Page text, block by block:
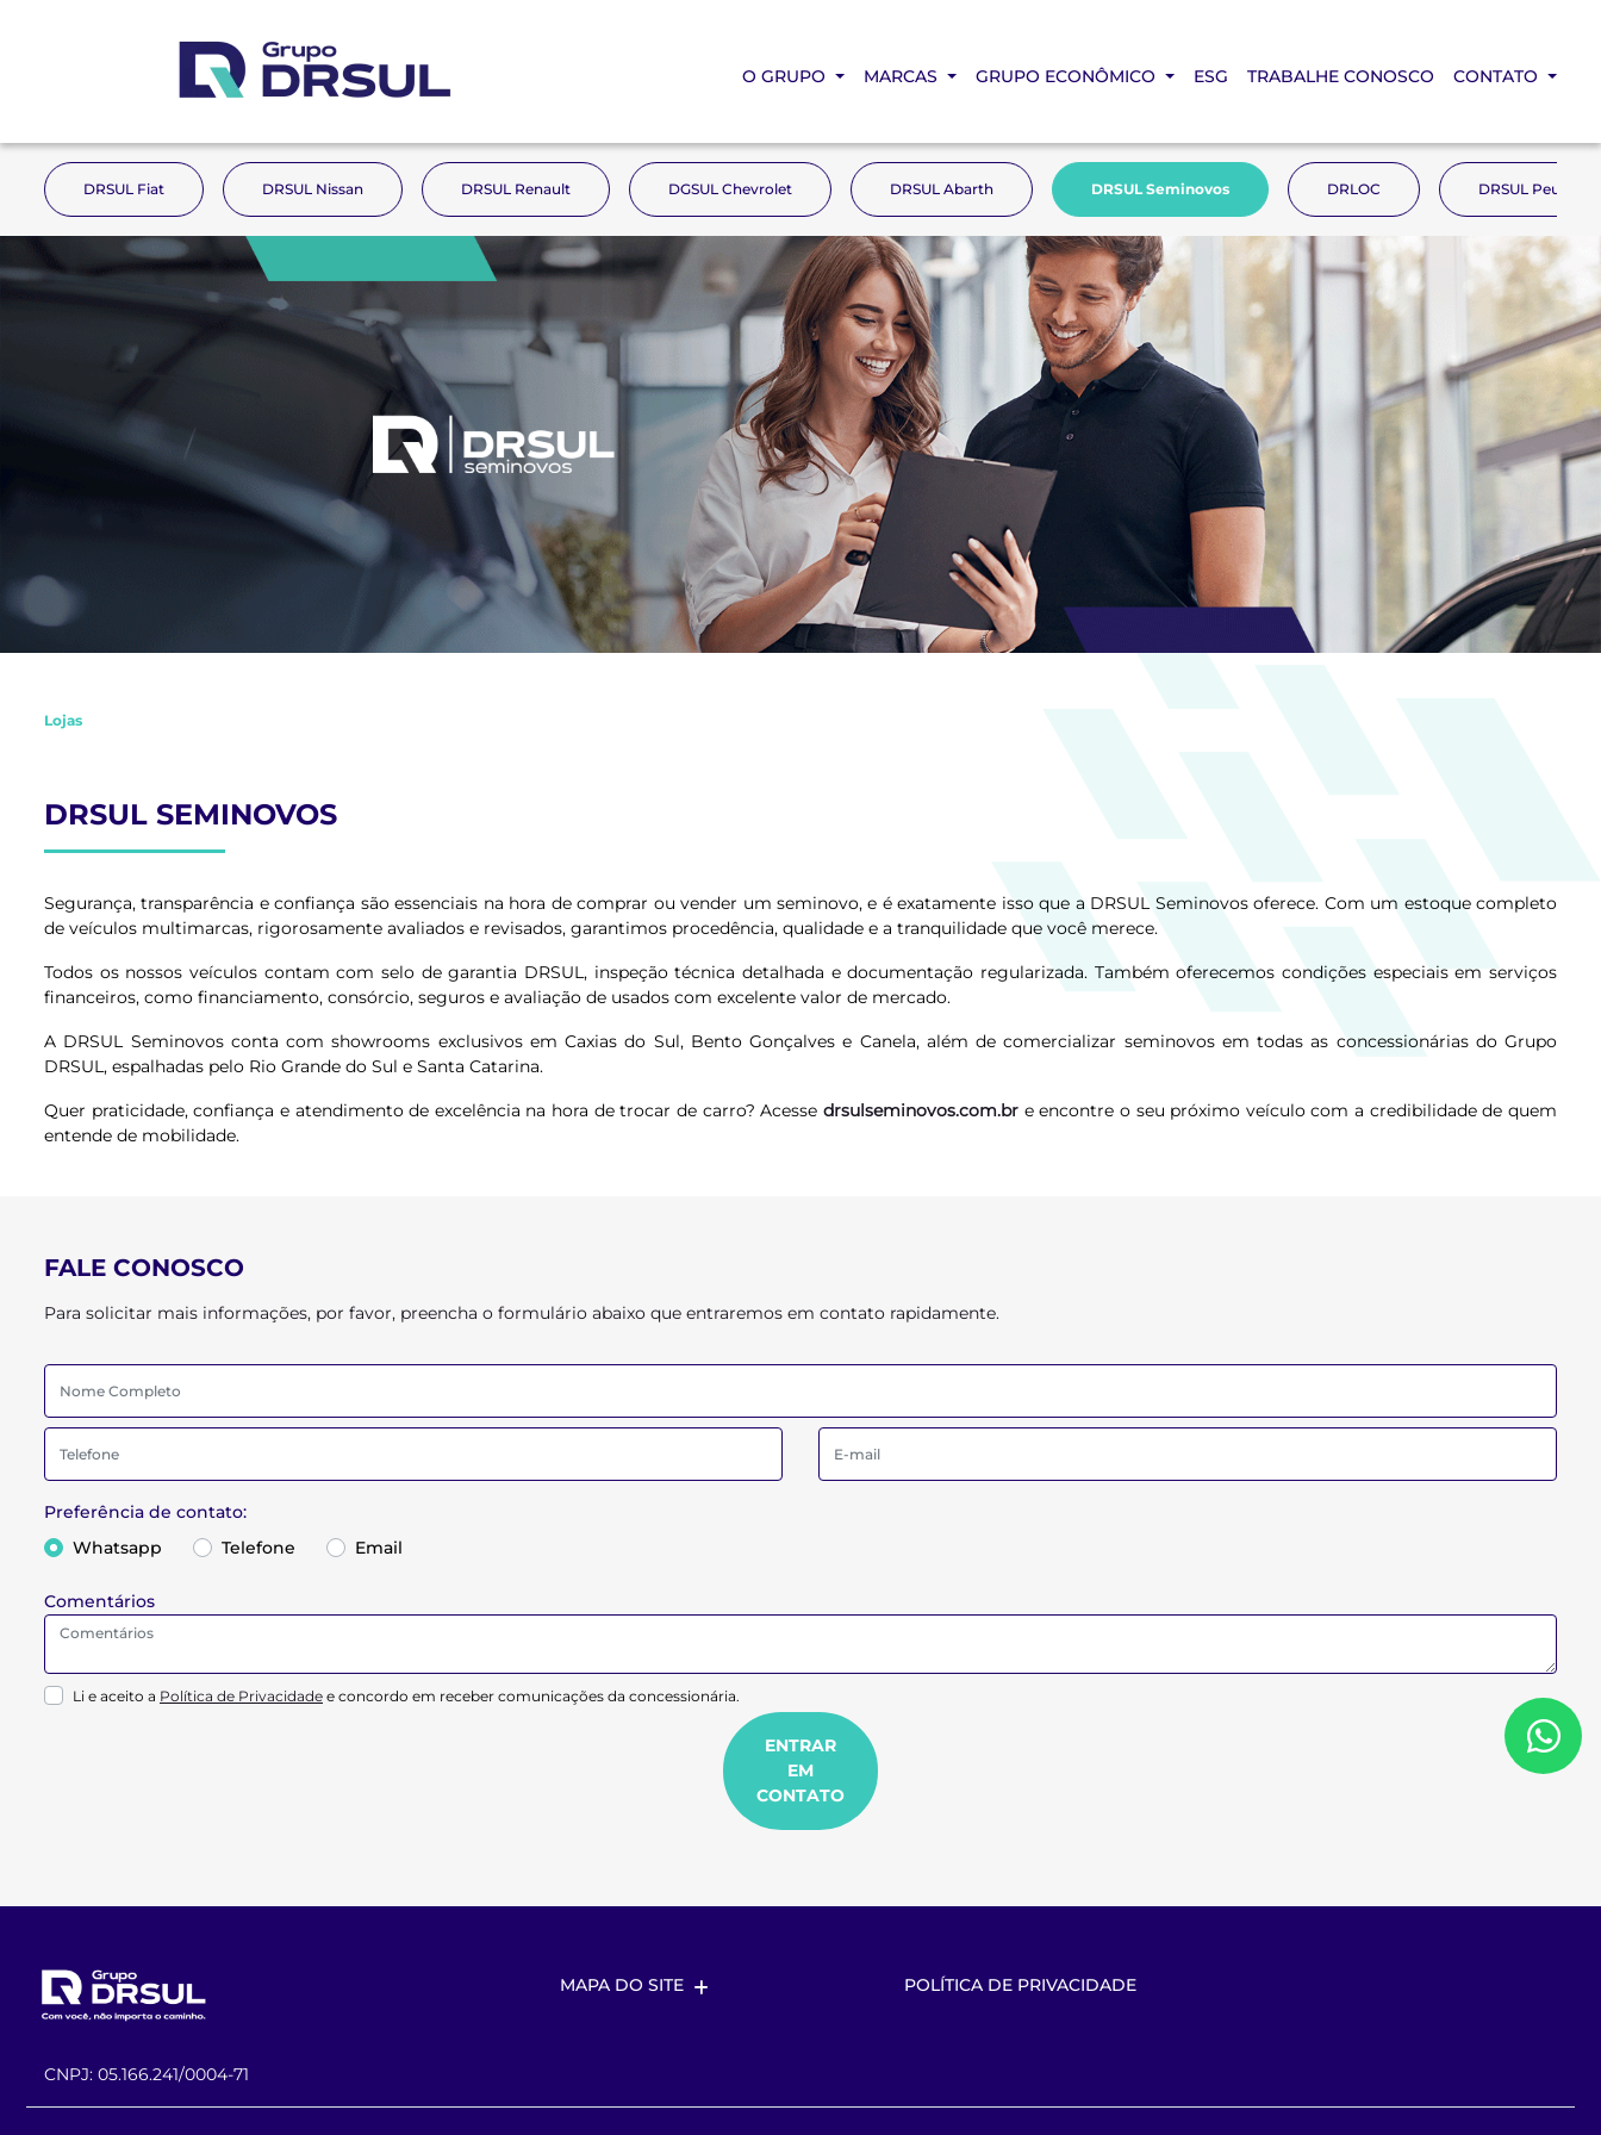
O GRUPO MARCAS GRUPO ECONÔMICO ESG TRABALHE CONOSCO CONTATO
DRSUL Fiat DRSUL Nissan DRSUL Renault DGSUL Chevrolet DRSUL Abarth DRSUL Seminovos DRLOC DRSUL Peugeot
Lojas
DRSUL SEMINOVOS
Segurança, transparência e confiança são essenciais na hora de comprar ou vender um seminovo, e é exatamente isso que a DRSUL Seminovos oferece. Com um estoque completo
de veículos multimarcas, rigorosamente avaliados e revisados, garantimos procedência, qualidade e a tranquilidade que você merece.
Todos os nossos veículos contam com selo de garantia DRSUL, inspeção técnica detalhada e documentação regularizada. Também oferecemos condições especiais em serviços
financeiros, como financiamento, consórcio, seguros e avaliação de usados com excelente valor de mercado.
A DRSUL Seminovos conta com showrooms exclusivos em Caxias do Sul, Bento Gonçalves e Canela, além de comercializar seminovos em todas as concessionárias do Grupo
DRSUL, espalhadas pelo Rio Grande do Sul e Santa Catarina.
Quer praticidade, confiança e atendimento de excelência na hora de trocar de carro? Acesse drsulseminovos.com.br e encontre o seu próximo veículo com a credibilidade de quem
entende de mobilidade.
FALE CONOSCO
Para solicitar mais informações, por favor, preencha o formulário abaixo que entraremos em contato rapidamente.
Preferência de contato:
Whatsapp
Telefone Email
Comentários
Li e aceito a Política de Privacidade e concordo em receber comunicações da concessionária.
ENTRAR
EM
CONTATO
MAPA DO SITE POLÍTICA DE PRIVACIDADE
CNPJ: 05.166.241/0004-71